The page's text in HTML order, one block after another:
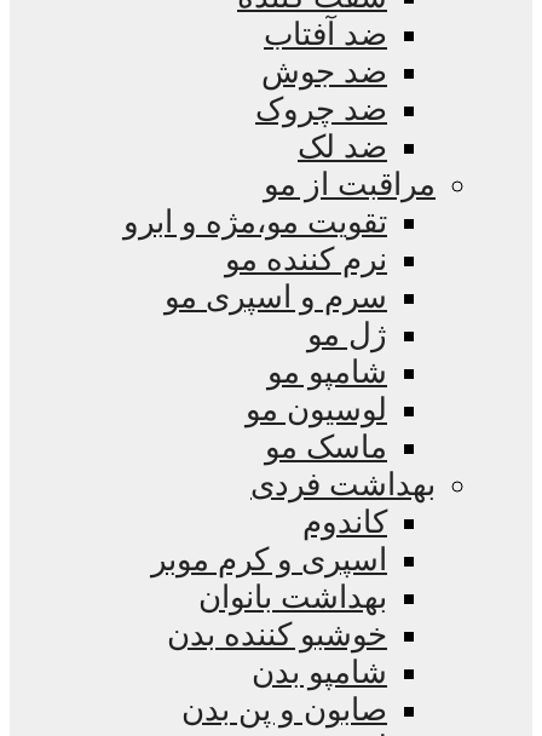
ضد آفتاب
ضد جوش
ضد چروک
ضد لک
مراقبت از مو
تقویت مو،مژه و ابرو
نرم کننده مو
سرم و اسپری مو
ژل مو
شامپو مو
لوسیون مو
ماسک مو
بهداشت فردی
کاندوم
اسپری و کرم موبر
بهداشت بانوان
خوشبو کننده بدن
شامپو بدن
صابون و پن بدن